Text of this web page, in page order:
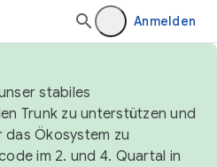
Anmelden
stabiles
Trunk zu unterstützen und
Ökosystem zu
im 2. und 4. Quartal in